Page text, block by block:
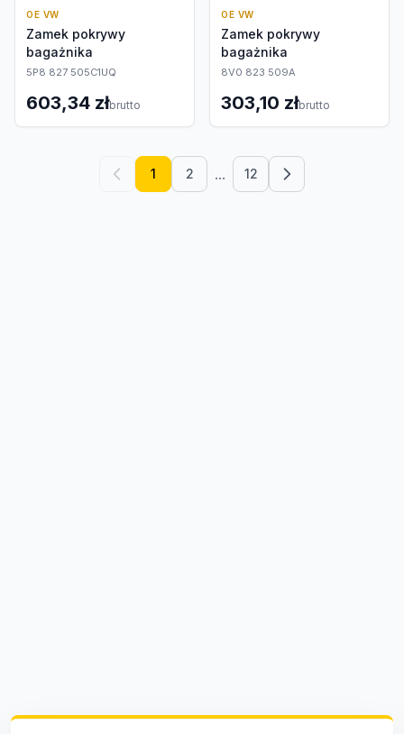
OE VW
Zamek pokrywy
bagażnika
5P8 827 505C1UQ
603,34 złbrutto
OE VW
Zamek pokrywy
bagażnika
8V0 823 509A
303,10 złbrutto
1 2 ... 12